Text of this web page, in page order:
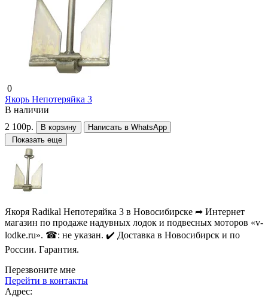
0
Якорь Непотеряйка 3
В наличии
2 100р.
В корзину
Написать в WhatsApp
Показать еще
Якоря Radikal Непотеряйка 3 в Новосибирске ➦ Интернет
магазин по продаже надувных лодок и подвесных моторов «v-
lodke.ru». ☎: не указан. ✔️ Доставка в Новосибирск и по
России. Гарантия.
Перезвоните мне
Перейти в контакты
Адрес: